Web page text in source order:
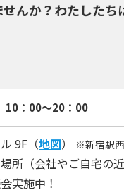
んか？わたした
：00～20：00
9F（地図） ※新宿駅
所（会社やご自宅の
実施中！